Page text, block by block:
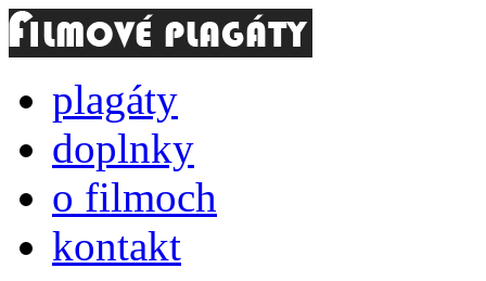
plagáty
doplnky
o filmoch
kontakt